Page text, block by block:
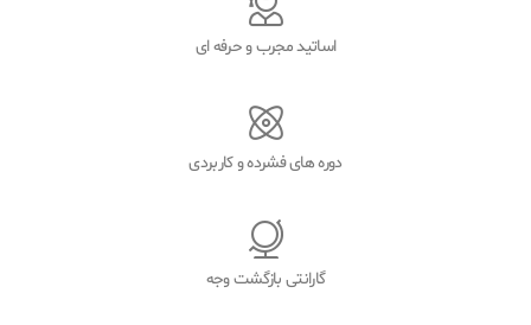
اساتید مجرب و حرفه ای
دوره های فشرده و کاربردی
گارانتی بازگشت وجه